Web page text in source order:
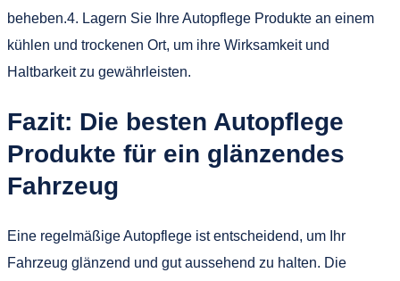
beheben.4. Lagern Sie Ihre Autopflege Produkte an einem
kühlen und trockenen Ort, um ihre Wirksamkeit und
Haltbarkeit zu gewährleisten.
Fazit: Die besten Autopflege
Produkte für ein glänzendes
Fahrzeug
Eine regelmäßige Autopflege ist entscheidend, um Ihr
Fahrzeug glänzend und gut aussehend zu halten. Die